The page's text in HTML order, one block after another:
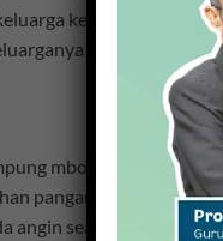
kecilnya di
esok.
mbok Sarmi tampak
pangan. Ada yang
angin seadanya.